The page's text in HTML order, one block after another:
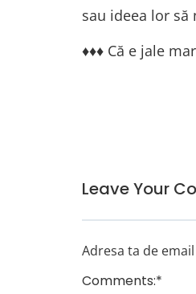
sau ideea lor să
♦♦♦ Că e jale
Leave Your
Adresa ta de
Comments:*